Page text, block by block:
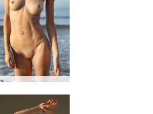
Flora nakin á ströndinni